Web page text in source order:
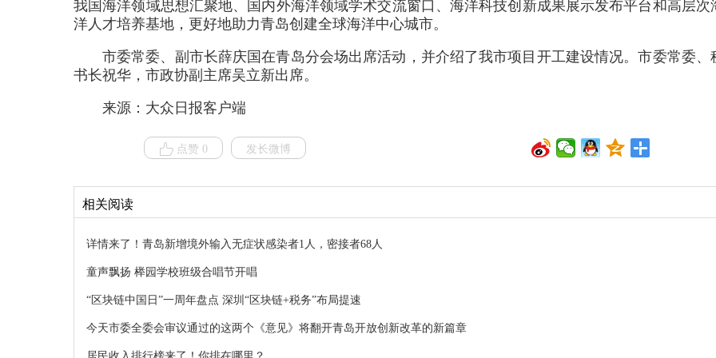
我国海洋领域思想汇聚地、国内外海洋领域学术交流窗口、海洋科技创新成果展示发布平台和高层次
洋人才培养基地，更好地助力青岛创建全球海洋中心城市。
市委常委、副市长薛庆国在青岛分会场出席活动，并介绍了我市项目开工建设情况。市委常委、
书长祝华，市政协副主席吴立新出席。
来源：大众日报客户端
点赞 0 发长微博
相关阅读
详情来了！青岛新增境外输入无症状感染者1人，密接者68人
童声飘扬 榉园学校班级合唱节开唱
“区块链中国日”一周年盘点 深圳“区块链+税务”布局提速
今天市委全委会审议通过的这两个《意见》将翻开青岛开放创新改革的新篇章